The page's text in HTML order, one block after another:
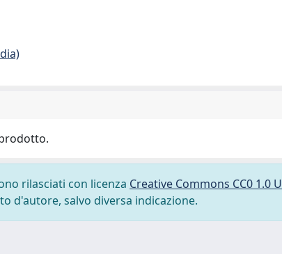
rilasciati con licenza Creative Commons CC0 1.0
d'autore, salvo diversa indicazione.